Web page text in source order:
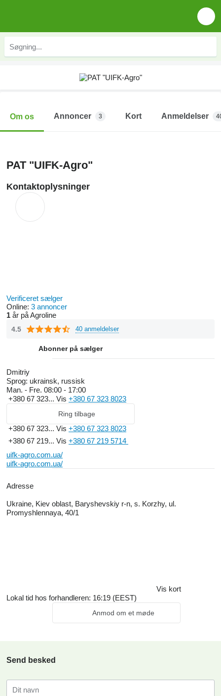
Om os Annoncer 3 Kort Anmeldelser
PAT "UIFK-Agro"
Kontaktoplysninger
Verificeret sælger
Online: 3 annoncer
1 år på Agroline
4.5 40 anmeldelser
Abonner på sælger
Dmitriy
Sprog: ukrainsk, russisk
Man. - Fre. 08:00 - 17:00
+380 67 323... Vis +380 67 323 8023
Ring tilbage
+380 67 323... Vis +380 67 323 8023
+380 67 219... Vis +380 67 219 5714
uifk-agro.com.ua/
uifk-agro.com.ua/
Adresse
Ukraine, Kiev oblast, Baryshevskiy r-n, s. Korzhy, ul.
Promyshlennaya, 40/1
Vis kort
Lokal tid hos forhandleren: 16:19 (EEST)
Anmod om et møde
Send besked